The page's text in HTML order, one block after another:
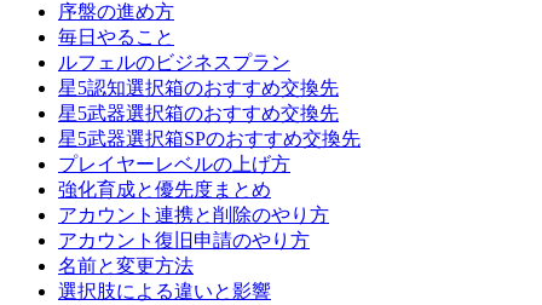
序盤の進め方
毎日やること
ルフェルのビジネスプラン
星5認知選択箱のおすすめ交換先
星5武器選択箱のおすすめ交換先
星5武器選択箱SPのおすすめ交換先
プレイヤーレベルの上げ方
強化育成と優先度まとめ
アカウント連携と削除のやり方
アカウント復旧申請のやり方
名前と変更方法
選択肢による違いと影響